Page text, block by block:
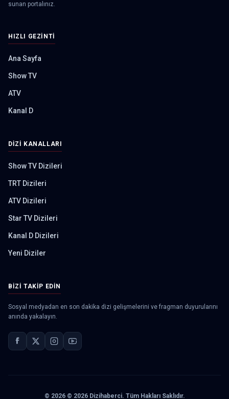
sunan portalınız.
HIZLI GEZINTI
Ana Sayfa
Show TV
ATV
Kanal D
DIZI KANALLARI
Show TV Dizileri
TRT Dizileri
ATV Dizileri
Star TV Dizileri
Kanal D Dizileri
Yeni Diziler
BIZI TAKIP EDIN
Sosyal medyadan en son dakika dizi gelişmelerini ve fragman duyurularını
anında yakalayın.
© 2026 © 2026 Dizihaberci. Tüm Hakları Saklıdır.